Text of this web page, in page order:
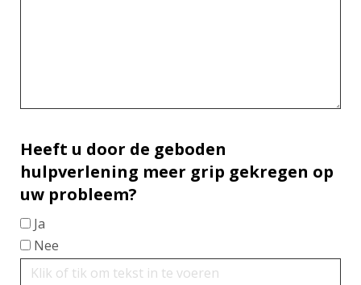
Heeft u door de geboden
hulpverlening meer grip gekregen op
uw probleem?
Ja
Nee